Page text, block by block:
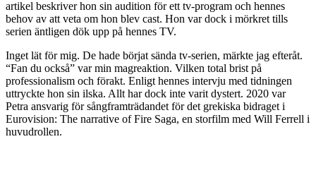
artikel beskriver hon sin audition för ett tv-program och hennes
behov av att veta om hon blev cast. Hon var dock i mörkret tills
serien äntligen dök upp på hennes TV.
Inget lät för mig. De hade börjat sända tv-serien, märkte jag efteråt.
“Fan du också” var min magreaktion. Vilken total brist på
professionalism och förakt. Enligt hennes intervju med tidningen
uttryckte hon sin ilska. Allt har dock inte varit dystert. 2020 var
Petra ansvarig för sångframträdandet för det grekiska bidraget i
Eurovision: The narrative of Fire Saga, en storfilm med Will Ferrell i
huvudrollen.